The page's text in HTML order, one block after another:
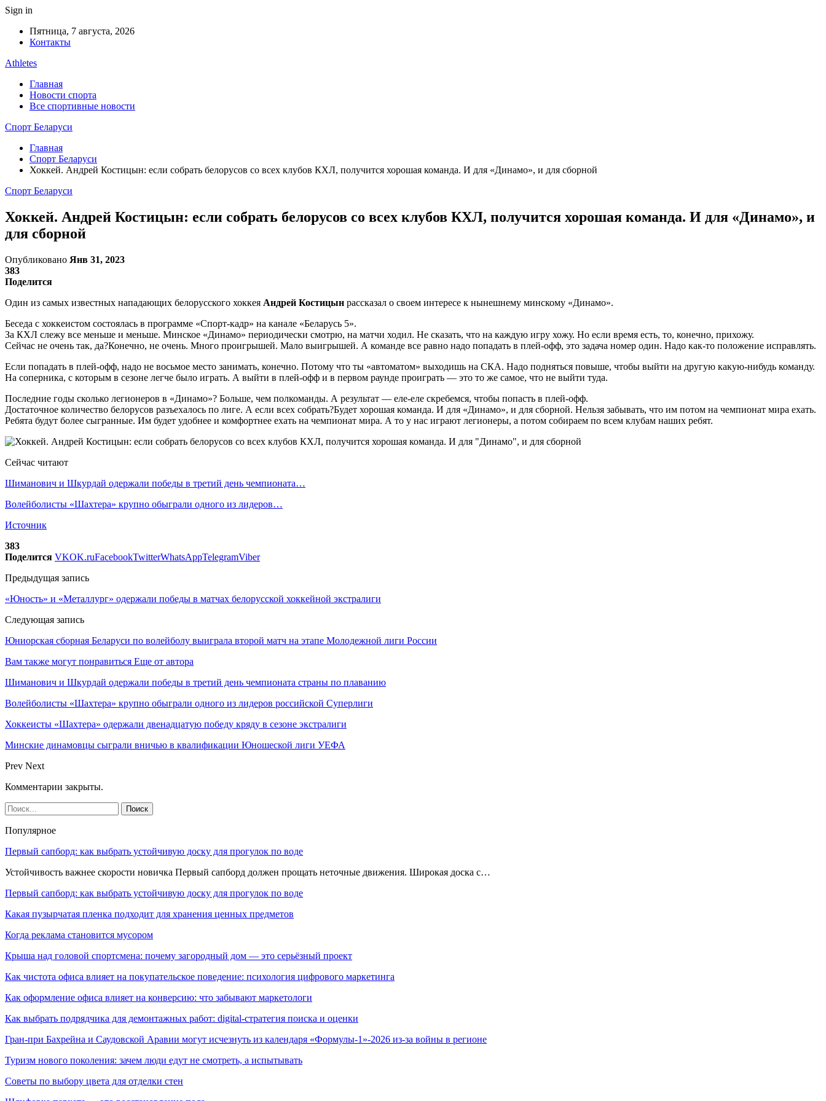
Sign in
Пятница, 7 августа, 2026
Контакты
Athletes
Главная
Новости спорта
Все спортивные новости
Спорт Беларуси
Главная
Спорт Беларуси
Хоккей. Андрей Костицын: если собрать белорусов со всех клубов КХЛ, получится хорошая команда. И для «Динамо», и для сборной
Спорт Беларуси
Хоккей. Андрей Костицын: если собрать белорусов со всех клубов КХЛ, получится хорошая команда. И для «Динамо», и
для сборной
Опубликовано Янв 31, 2023
383
Поделится
Один из самых известных нападающих белорусского хоккея Андрей Костицын рассказал о своем интересе к нынешнему минскому «Динамо».
Беседа с хоккеистом состоялась в программе «Спорт-кадр» на канале «Беларусь 5».
За КХЛ слежу все меньше и меньше. Минское «Динамо» периодически смотрю, на матчи ходил. Не сказать, что на каждую игру хожу. Но если время есть, то, конечно, прихожу.
Сейчас не очень так, да?Конечно, не очень. Много проигрышей. Мало выигрышей. А команде все равно надо попадать в плей-офф, это задача номер один. Надо как-то положение исправлять.
Если попадать в плей-офф, надо не восьмое место занимать, конечно. Потому что ты «автоматом» выходишь на СКА. Надо подняться повыше, чтобы выйти на другую какую-нибудь команду.
На соперника, с которым в сезоне легче было играть. А выйти в плей-офф и в первом раунде проиграть — это то же самое, что не выйти туда.
Последние годы сколько легионеров в «Динамо»? Больше, чем полкоманды. А результат — еле-еле скребемся, чтобы попасть в плей-офф.
Достаточное количество белорусов разъехалось по лиге. А если всех собрать?Будет хорошая команда. И для «Динамо», и для сборной. Нельзя забывать, что им потом на чемпионат мира ехать.
Ребята будут более сыгранные. Им будет удобнее и комфортнее ехать на чемпионат мира. А то у нас играют легионеры, а потом собираем по всем клубам наших ребят.
Сейчас читают
Шиманович и Шкурдай одержали победы в третий день чемпионата…
Волейболисты «Шахтера» крупно обыграли одного из лидеров…
Источник
383
Поделится VKOK.ruFacebookTwitterWhatsAppTelegramViber
Предыдущая запись
«Юность» и «Металлург» одержали победы в матчах белорусской хоккейной экстралиги
Следующая запись
Юниорская сборная Беларуси по волейболу выиграла второй матч на этапе Молодежной лиги России
Вам также могут понравиться Еще от автора
Шиманович и Шкурдай одержали победы в третий день чемпионата страны по плаванию
Волейболисты «Шахтера» крупно обыграли одного из лидеров российской Суперлиги
Хоккеисты «Шахтера» одержали двенадцатую победу кряду в сезоне экстралиги
Минские динамовцы сыграли вничью в квалификации Юношеской лиги УЕФА
Prev Next
Комментарии закрыты.
Популярное
Первый сапборд: как выбрать устойчивую доску для прогулок по воде
Устойчивость важнее скорости новичка Первый сапборд должен прощать неточные движения. Широкая доска с…
Первый сапборд: как выбрать устойчивую доску для прогулок по воде
Какая пузырчатая пленка подходит для хранения ценных предметов
Когда реклама становится мусором
Крыша над головой спортсмена: почему загородный дом — это серьёзный проект
Как чистота офиса влияет на покупательское поведение: психология цифрового маркетинга
Как оформление офиса влияет на конверсию: что забывают маркетологи
Как выбрать подрядчика для демонтажных работ: digital-стратегия поиска и оценки
Гран-при Бахрейна и Саудовской Аравии могут исчезнуть из календаря «Формулы-1»-2026 из-за войны в регионе
Туризм нового поколения: зачем люди едут не смотреть, а испытывать
Советы по выбору цвета для отделки стен